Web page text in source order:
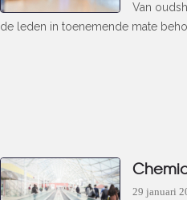
Van
de leden in toenemende mate
29 januari